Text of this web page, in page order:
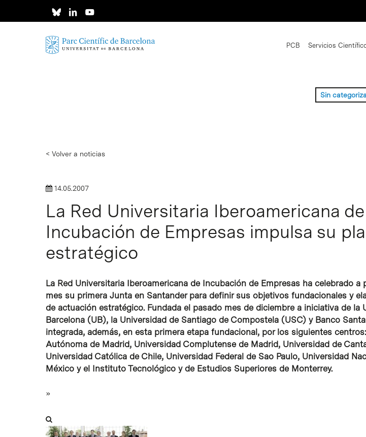
Intro para buscar o ESC per cerrar
PCB Servicios
Sin
< Volver a noticias
14.05.2007
La Red Universitaria Iberoamericana de
Incubación de Empresas impulsa su
estratégico
La Red Universitaria Iberoamericana de Incubación de Empresas ha celebrado a
mes su primera Junta en Santander para definir sus objetivos fundacionales y
de actuación estratégico. Fundada el pasado mes de diciembre a iniciativa de la
Barcelona (UB), la Universidad de Santiago de Compostela (USC) y Banco
integrada, además, en esta primera etapa fundacional, por los siguientes
Autónoma de Madrid, Universidad Complutense de Madrid, Universidad de
Universidad Católica de Chile, Universidad Federal de Sao Paulo, Universidad
México y el Instituto Tecnológico y de Estudios Superiores de Monterrey.
»